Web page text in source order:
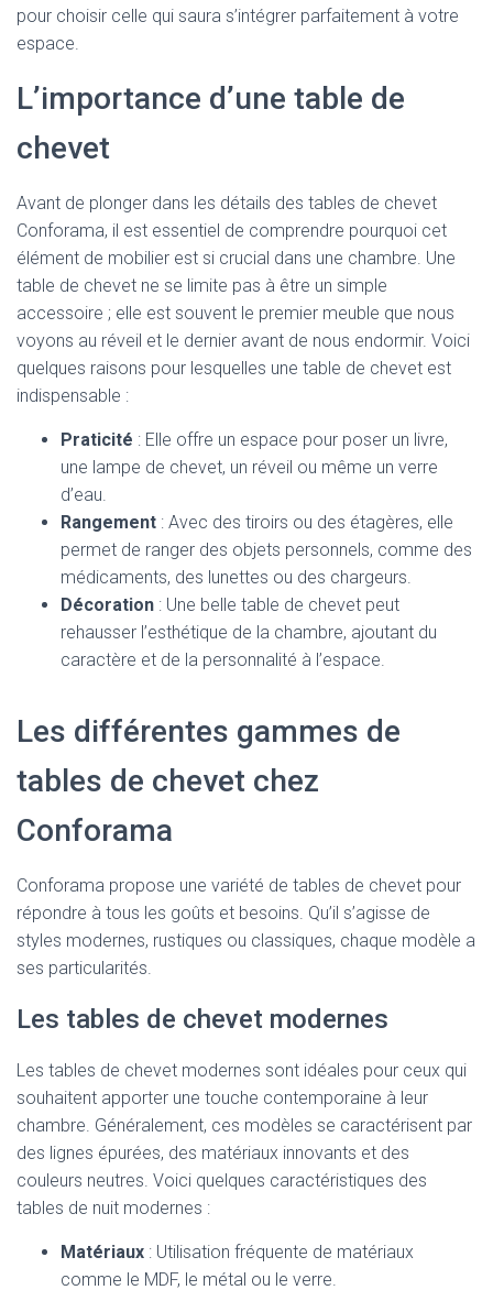
pour choisir celle qui saura s’intégrer parfaitement à votre
espace.
L’importance d’une table de
chevet
Avant de plonger dans les détails des tables de chevet
Conforama, il est essentiel de comprendre pourquoi cet
élément de mobilier est si crucial dans une chambre. Une
table de chevet ne se limite pas à être un simple
accessoire ; elle est souvent le premier meuble que nous
voyons au réveil et le dernier avant de nous endormir. Voici
quelques raisons pour lesquelles une table de chevet est
indispensable :
Praticité : Elle offre un espace pour poser un livre,
une lampe de chevet, un réveil ou même un verre
d’eau.
Rangement : Avec des tiroirs ou des étagères, elle
permet de ranger des objets personnels, comme des
médicaments, des lunettes ou des chargeurs.
Décoration : Une belle table de chevet peut
rehausser l’esthétique de la chambre, ajoutant du
caractère et de la personnalité à l’espace.
Les différentes gammes de
tables de chevet chez
Conforama
Conforama propose une variété de tables de chevet pour
répondre à tous les goûts et besoins. Qu’il s’agisse de
styles modernes, rustiques ou classiques, chaque modèle a
ses particularités.
Les tables de chevet modernes
Les tables de chevet modernes sont idéales pour ceux qui
souhaitent apporter une touche contemporaine à leur
chambre. Généralement, ces modèles se caractérisent par
des lignes épurées, des matériaux innovants et des
couleurs neutres. Voici quelques caractéristiques des
tables de nuit modernes :
Matériaux : Utilisation fréquente de matériaux
comme le MDF, le métal ou le verre.